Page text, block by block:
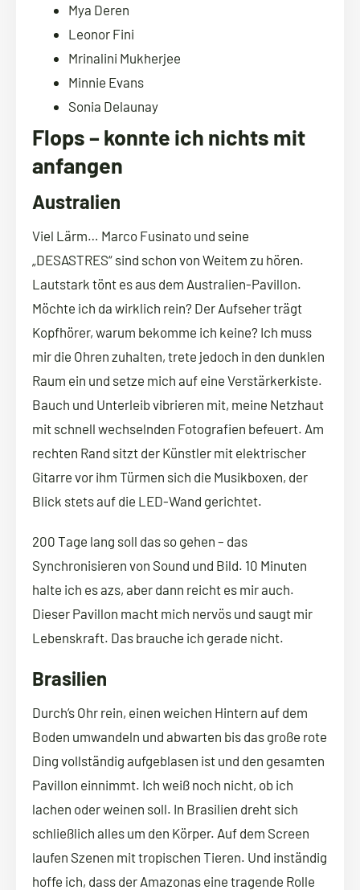
Mya Deren
Leonor Fini
Mrinalini Mukherjee
Minnie Evans
Sonia Delaunay
Flops– konnte ich nichts mit
anfangen
Australien
Viel Lärm… Marco Fusinato und seine
„DESASTRES“ sind schon von Weitem zu hören.
Lautstark tönt es aus dem Australien-Pavillon.
Möchte ich da wirklich rein? Der Aufseher trägt
Kopfhörer, warum bekomme ich keine? Ich muss
mir die Ohren zuhalten, trete jedoch in den dunklen
Raum ein und setze mich auf eine Verstärkerkiste.
Bauch und Unterleib vibrieren mit, meine Netzhaut
mit schnell wechselnden Fotografien befeuert. Am
rechten Rand sitzt der Künstler mit elektrischer
Gitarre vor ihm Türmen sich die Musikboxen, der
Blick stets auf die LED-Wand gerichtet.
200 Tage lang soll das so gehen – das
Synchronisieren von Sound und Bild. 10 Minuten
halte ich es azs, aber dann reicht es mir auch.
Dieser Pavillon macht mich nervös und saugt mir
Lebenskraft. Das brauche ich gerade nicht.
Brasilien
Durch’s Ohr rein, einen weichen Hintern auf dem
Boden umwandeln und abwarten bis das große rote
Ding vollständig aufgeblasen ist und den gesamten
Pavillon einnimmt. Ich weiß noch nicht, ob ich
lachen oder weinen soll. In Brasilien dreht sich
schließlich alles um den Körper. Auf dem Screen
laufen Szenen mit tropischen Tieren. Und inständig
hoffe ich, dass der Amazonas eine tragende Rolle